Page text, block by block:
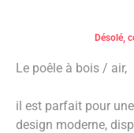
Désolé,
Le poêle à bois / air,
il est parfait pour
design moderne,